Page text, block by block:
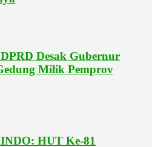
Desak Gubernur
Milik Pemprov
HUT Ke-81